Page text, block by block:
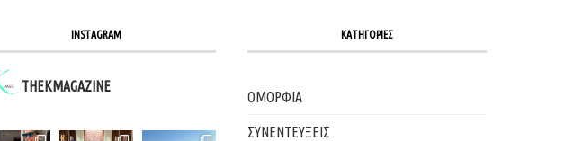
INSTAGRAM
THEKMAGAZINE
ΚΑΤΗΓΟΡΙΕΣ
ΟΜΟΡΦΙΑ
ΣΥΝΕΝΤΕΥΞΕΙΣ